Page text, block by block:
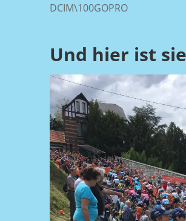
DCIM\100GOPRO
Und hier ist